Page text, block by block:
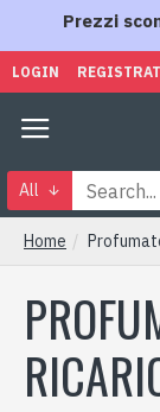
Prezzi
LOGIN
All
Home